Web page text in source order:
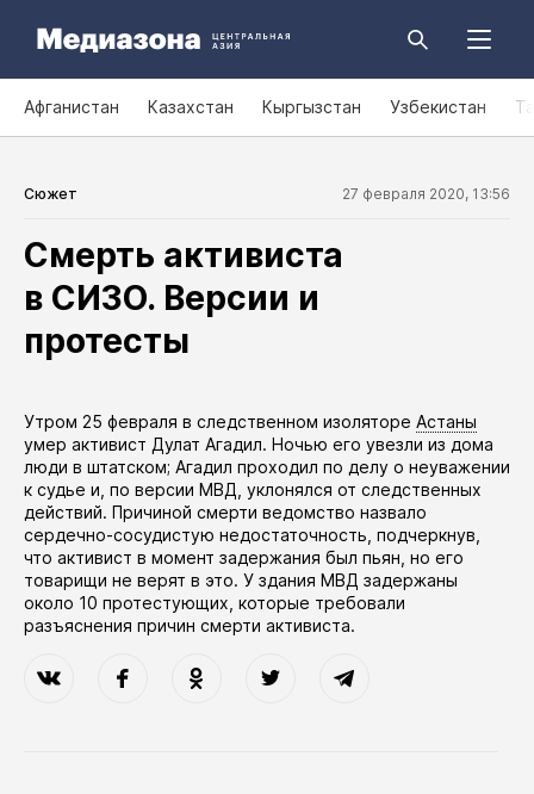
Афганистан Казахстан Кыргызстан Узбекистан
Сюжет 27 февраля 2020, 13:56
Смерть активиста
в СИЗО. Версии и
протесты
​Утром 25 февраля в следственном изоляторе Астаны
умер активист Дулат Агадил. Ночью его увезли из дома
люди в штатском; Агадил проходил по делу о неуважении
к судье и, по версии МВД, уклонялся от следственных
действий. Причиной смерти ведомство назвало
сердечно-сосудистую недостаточность, подчеркнув,
что активист в момент задержания был пьян, но его
товарищи не верят в это. У здания МВД задержаны
около 10 протестующих, которые требовали
разъяснения причин смерти активиста.